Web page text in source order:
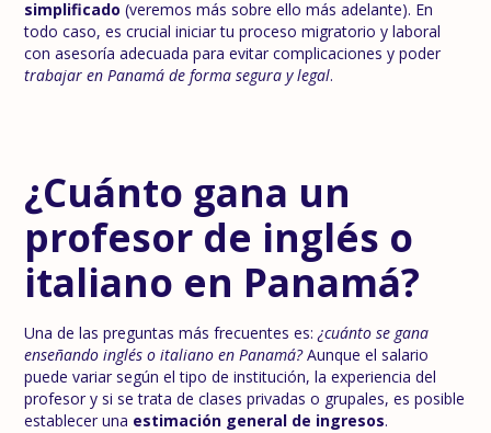
simplificado (veremos más sobre ello más adelante). En
todo caso, es crucial iniciar tu proceso migratorio y laboral
con asesoría adecuada para evitar complicaciones y poder
trabajar en Panamá de forma segura y legal.
¿Cuánto gana un
profesor de inglés o
italiano en Panamá?
Una de las preguntas más frecuentes es:¿cuánto se gana
enseñando inglés o italiano en Panamá?Aunque el salario
puede variar según el tipo de institución, la experiencia del
profesor y si se trata de clases privadas o grupales, es posible
establecer una estimación general de ingresos.